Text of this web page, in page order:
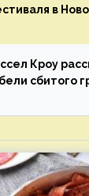
в
Кроу
сбитого